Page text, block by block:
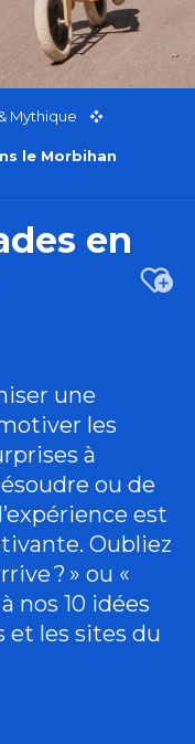
Mythique
le Morbihan
en
une
les
à
ou de
est
Oubliez
? » ou «
nos 10 idées
et les sites du